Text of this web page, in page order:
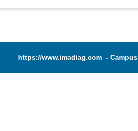
https://www.imadiag.com- Campus